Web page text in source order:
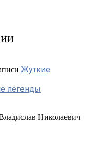
Жуткие
легенды